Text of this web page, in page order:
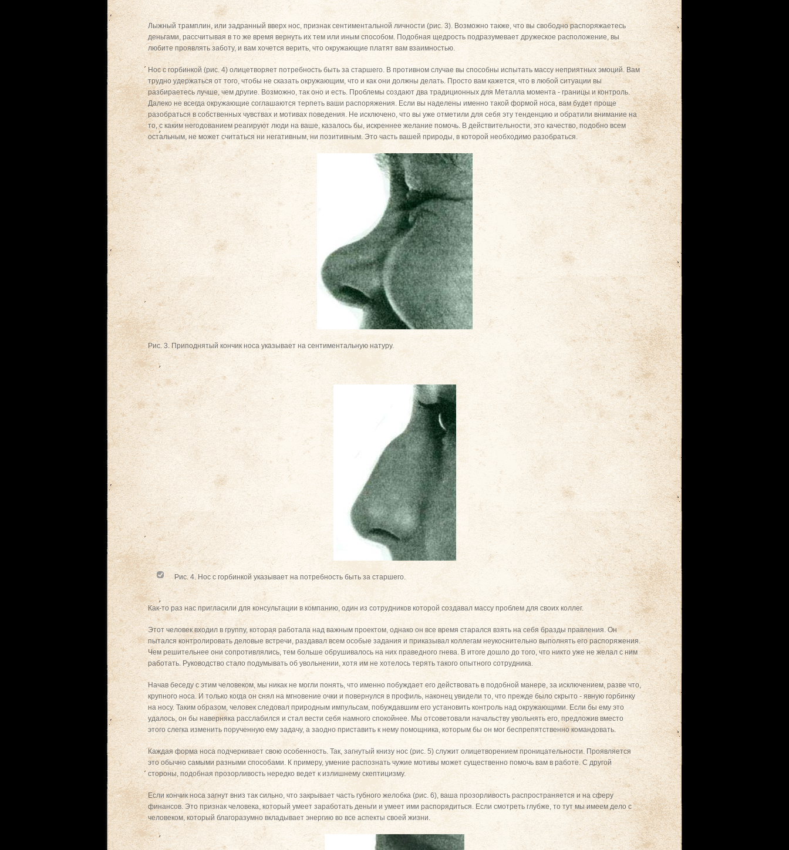
Лыжный трамплин, или задранный вверх нос, признак сентиментальной личности (рис. 3). Возможно также, что вы свободно распоряжаетесь
деньгами, рассчитывая в то же время вернуть их тем или иным способом. Подобная щедрость подразумевает дружеское расположение, вы
любите проявлять заботу, и вам хочется верить, что окружающие платят вам взаимностью.
Нос с горбинкой (рис. 4) олицетворяет потребность быть за старшего. В противном случае вы способны испытать массу неприятных эмоций. Вам
трудно удержаться от того, чтобы не сказать окружающим, что и как они должны делать. Просто вам кажется, что в любой ситуации вы
разбираетесь лучше, чем другие. Возможно, так оно и есть. Проблемы создают два традиционных для Металла момента - границы и контроль.
Далеко не всегда окружающие соглашаются терпеть ваши распоряжения. Если вы наделены именно такой формой носа, вам будет проще
разобраться в собственных чувствах и мотивах поведения. Не исключено, что вы уже отметили для себя эту тенденцию и обратили внимание на
то, с каким негодованием реагируют люди на ваше, казалось бы, искреннее желание помочь. В действительности, это качество, подобно всем
остальным, не может считаться ни негативным, ни позитивным. Это часть вашей природы, в которой необходимо разобраться.
Рис. 3. Приподнятый кончик носа указывает на сентиментальную натуру.
Рис. 4. Нос с горбинкой указывает на потребность быть за старшего.
Как-то раз нас пригласили для консультации в компанию, один из сотрудников которой создавал массу проблем для своих коллег.
Этот человек входил в группу, которая работала над важным проектом, однако он все время старался взять на себя бразды правления. Он
пытался контролировать деловые встречи, раздавал всем особые задания и приказывал коллегам неукоснительно выполнять его распоряжения.
Чем решительнее они сопротивлялись, тем больше обрушивалось на них праведного гнева. В итоге дошло до того, что никто уже не желал с ним
работать. Руководство стало подумывать об увольнении, хотя им не хотелось терять такого опытного сотрудника.
Начав беседу с этим человеком, мы никак не могли понять, что именно побуждает его действовать в подобной манере, за исключением, разве что,
крупного носа. И только когда он снял на мгновение очки и повернулся в профиль, наконец увидели то, что прежде было скрыто - явную горбинку
на носу. Таким образом, человек следовал природным импульсам, побуждавшим его установить контроль над окружающими. Если бы ему это
удалось, он бы наверняка расслабился и стал вести себя намного спокойнее. Мы отсоветовали начальству увольнять его, предложив вместо
этого слегка изменить порученную ему задачу, а заодно приставить к нему помощника, которым бы он мог беспрепятственно командовать.
Каждая форма носа подчеркивает свою особенность. Так, загнутый книзу нос (рис. 5) служит олицетворением проницательности. Проявляется
это обычно самыми разными способами. К примеру, умение распознать чужие мотивы может существенно помочь вам в работе. С другой
стороны, подобная прозорливость нередко ведет к излишнему скептицизму.
Если кончик носа загнут вниз так сильно, что закрывает часть губного желобка (рис. 6), ваша прозорливость распространяется и на сферу
финансов. Это признак человека, который умеет заработать деньги и умеет ими распорядиться. Если смотреть глубже, то тут мы имеем дело с
человеком, который благоразумно вкладывает энергию во все аспекты своей жизни.